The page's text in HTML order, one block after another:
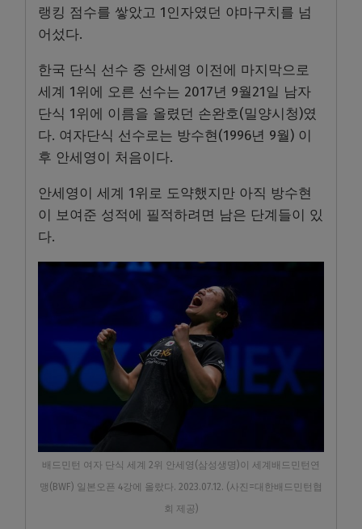
랭킹 점수를 쌓았고 1인자였던 야마구치를 넘
어섰다.
한국 단식 선수 중 안세영 이전에 마지막으로
세계 1위에 오른 선수는 2017년 9월21일 남자
단식 1위에 이름을 올렸던 손완호(밀양시청)였
다. 여자단식 선수로는 방수현(1996년 9월) 이
후 안세영이 처음이다.
안세영이 세계 1위로 도약했지만 아직 방수현
이 보여준 성적에 필적하려면 남은 단계들이 있
다.
배드민턴 여자 단식 세계 2위 안세영(삼성생명)이 세계배드민턴연
맹(BWF) 일본오픈 4강에 올랐다. 2023.07.12. (사진=대한배드민턴협
회 제공)